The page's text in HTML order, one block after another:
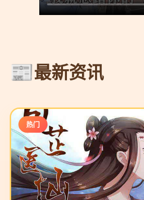
最新资讯
热门